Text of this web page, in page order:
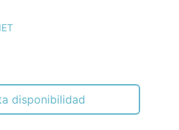
disponibilidad